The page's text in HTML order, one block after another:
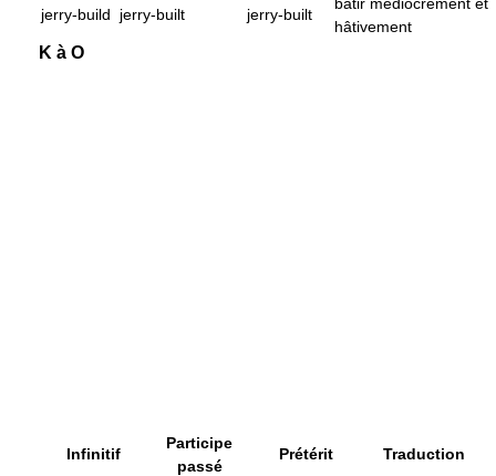
jerry-build jerry-built jerry-built
hâtivement
K à O
Infinitif
Participe
passé
Prétérit Traduction